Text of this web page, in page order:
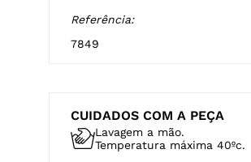
Referência:
7849
CUIDADOS COM A PEÇA
Lavagem a mão.
Temperatura máxima 40ºc.